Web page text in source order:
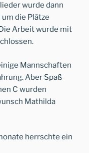
wurde dann
die Plätze
Arbeit wurde mit
Mannschaften
Aber Spaß
C wurden
Mathilda
herrschte ein